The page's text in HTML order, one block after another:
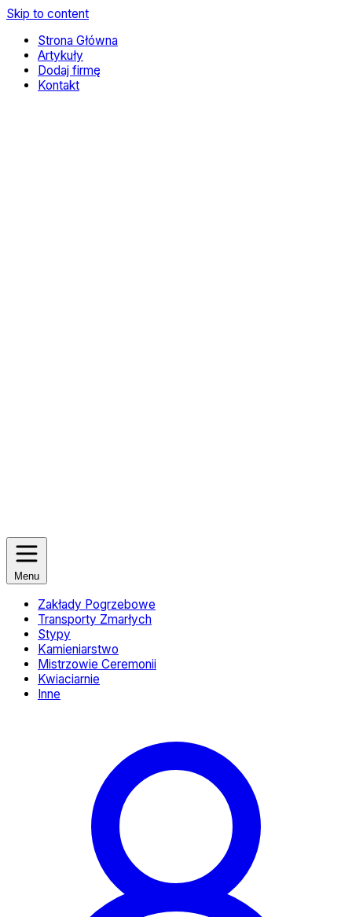
Skip to content
Strona Główna
Artykuły
Dodaj firmę
Kontakt
Menu
Zakłady Pogrzebowe
Transporty Zmarłych
Stypy
Kamieniarstwo
Mistrzowie Ceremonii
Kwiaciarnie
Inne